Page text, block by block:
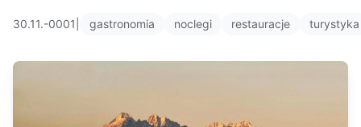
30.11.-0001 gastronomia noclegi restauracje turystyka